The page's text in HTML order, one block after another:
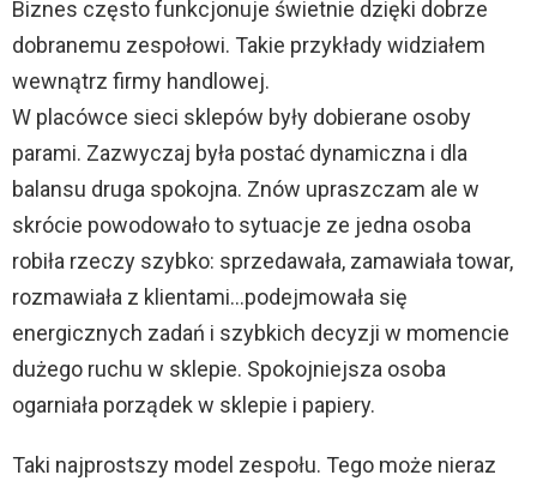
Biznes często funkcjonuje świetnie dzięki dobrze
dobranemu zespołowi. Takie przykłady widziałem
wewnątrz firmy handlowej.
W placówce sieci sklepów były dobierane osoby
parami. Zazwyczaj była postać dynamiczna i dla
balansu druga spokojna. Znów upraszczam ale w
skrócie powodowało to sytuacje ze jedna osoba
robiła rzeczy szybko: sprzedawała, zamawiała towar,
rozmawiała z klientami…podejmowała się
energicznych zadań i szybkich decyzji w momencie
dużego ruchu w sklepie. Spokojniejsza osoba
ogarniała porządek w sklepie i papiery.
Taki najprostszy model zespołu. Tego może nieraz